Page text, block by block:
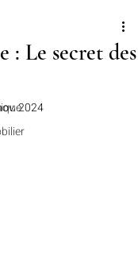
: Le secret des
2024